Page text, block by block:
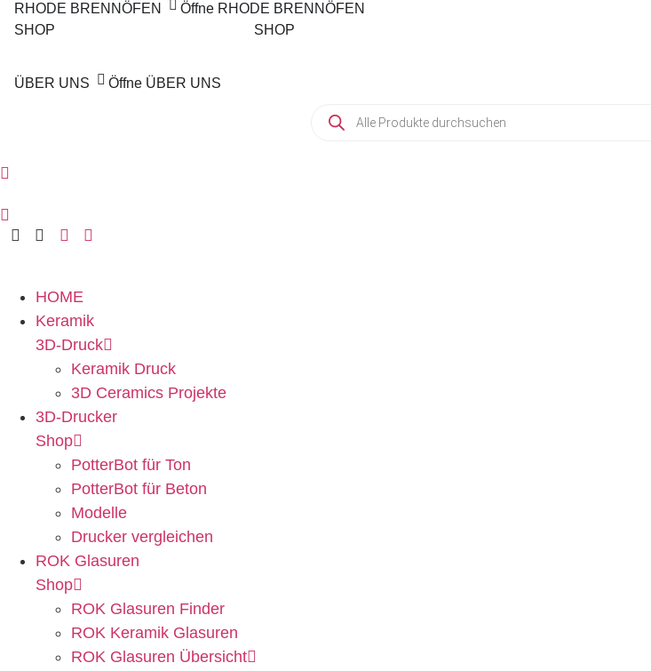
RHODE BRENNÖFEN
SHOP
Öffne RHODE BRENNÖFEN
SHOP
ÜBER UNS Öffne ÜBER UNS
Products
search
HOME
Keramik
3D-Druck
Keramik Druck
3D Ceramics Projekte
3D-Drucker
Shop
PotterBot für Ton
PotterBot für Beton
Modelle
Drucker vergleichen
ROK Glasuren
Shop
ROK Glasuren Finder
ROK Keramik Glasuren
ROK Glasuren Übersicht